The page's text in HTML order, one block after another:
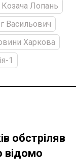
Козача Лопань
Васильович
Харкова
1
обстріляв
відомо